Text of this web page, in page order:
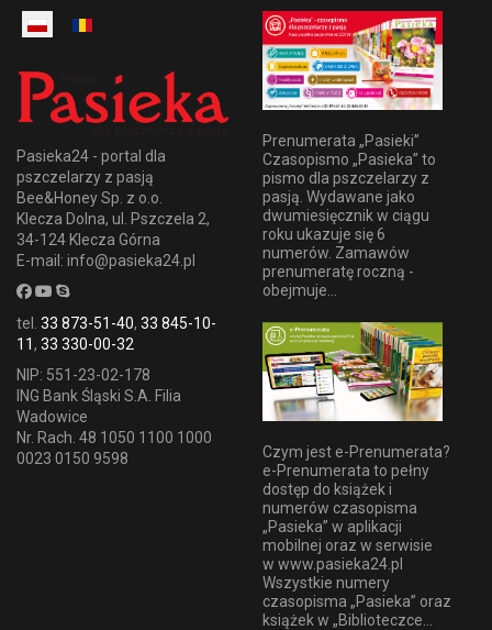
Pasieka24 - portal dla
pszczelarzy z pasją
Bee&Honey Sp. z o.o.
Klecza Dolna, ul. Pszczela 2,
34-124 Klecza Górna
E-mail: info@pasieka24.pl
tel. 33 873-51-40, 33 845-10-
11, 33 330-00-32
NIP: 551-23-02-178
ING Bank Śląski S.A. Filia
Wadowice
Nr. Rach. 48 1050 1100 1000
0023 0150 9598
Prenumerata „Pasieki”
Czasopismo „Pasieka” to
pismo dla pszczelarzy z
pasją. Wydawane jako
dwumiesięcznik w ciągu
roku ukazuje się 6
numerów. Zamawów
prenumeratę roczną -
obejmuje...
Czym jest e-Prenumerata?
e-Prenumerata to pełny
dostęp do książek i
numerów czasopisma
„Pasieka” w aplikacji
mobilnej oraz w serwisie
w www.pasieka24.pl
Wszystkie numery
czasopisma „Pasieka” oraz
książek w „Biblioteczce...